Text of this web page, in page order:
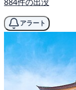
アラート